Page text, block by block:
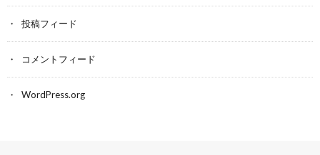
投稿フィード
コメントフィード
WordPress.org